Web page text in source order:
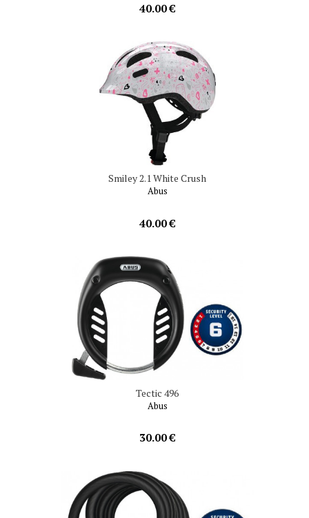
40.00 €
Smiley 2.1 White Crush
Abus
40.00 €
Tectic 496
Abus
30.00 €